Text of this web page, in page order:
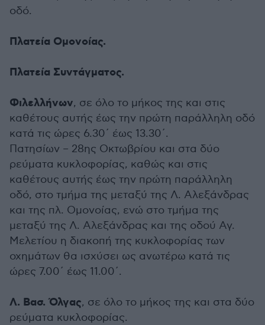
οδό.
Πλατεία Ομονοίας.
Πλατεία Συντάγματος.
Φιλελλήνων, σε όλο το μήκος της και στις
καθέτους αυτής έως την πρώτη παράλληλη οδό
κατά τις ώρες 6.30΄ έως 13.30΄.
Πατησίων – 28ης Οκτωβρίου και στα δύο
ρεύματα κυκλοφορίας, καθώς και στις
καθέτους αυτής έως την πρώτη παράλληλη
οδό, στο τμήμα της μεταξύ της Λ. Αλεξάνδρας
και της πλ. Ομονοίας, ενώ στο τμήμα της
μεταξύ της Λ. Αλεξάνδρας και της οδού Αγ.
Μελετίου η διακοπή της κυκλοφορίας των
οχημάτων θα ισχύσει ως ανωτέρω κατά τις
ώρες 7.00΄ έως 11.00΄.
Λ. Βασ. Όλγας, σε όλο το μήκος της και στα δύο
ρεύματα κυκλοφορίας.